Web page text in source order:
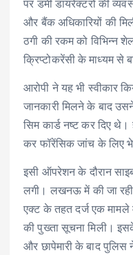
पर डमी डायरेक्टरों की
और बैंक अधिकारियों की
ठगी की रकम को विभिन्न
क्रिप्टोकरेंसी के माध्यम से
आरोपी ने यह भी स्वीकार
जानकारी मिलने के बाद
सिम कार्ड नष्ट कर दिए थे।
कर फॉरेंसिक जांच के लिए
इसी ऑपरेशन के दौरान
लगी। लखनऊ में की जा रही
एक्ट के तहत दर्ज एक मामले
की पुख्ता सूचना मिली।
और छापेमारी के बाद